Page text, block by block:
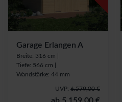
Garage Erlangen A
Breite: 316 cm |
Tiefe: 566 cm |
Wandstärke: 44 mm
UVP: 6.579,00 €